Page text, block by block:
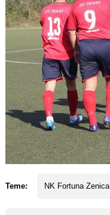
Teme: NK Fortuna Zenica